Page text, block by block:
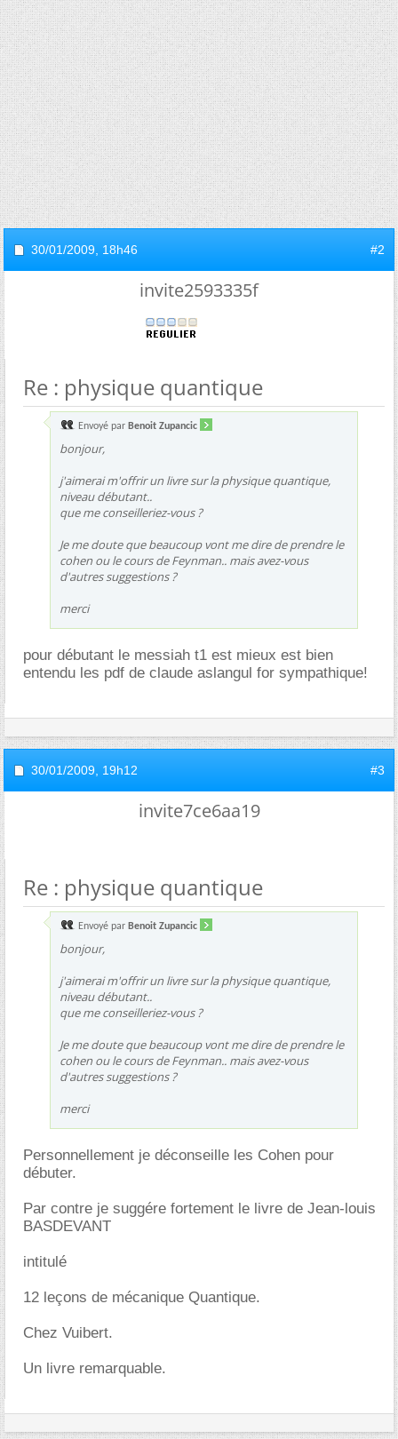
30/01/2009, 18h46 #2
invite2593335f
Re : physique quantique
Envoyé par Benoit Zupancic
bonjour,
j'aimerai m'offrir un livre sur la physique quantique,
niveau débutant..
que me conseilleriez-vous ?
Je me doute que beaucoup vont me dire de prendre le
cohen ou le cours de Feynman.. mais avez-vous
d'autres suggestions ?
merci
pour débutant le messiah t1 est mieux est bien
entendu les pdf de claude aslangul for sympathique!
30/01/2009, 19h12 #3
invite7ce6aa19
Re : physique quantique
Envoyé par Benoit Zupancic
bonjour,
j'aimerai m'offrir un livre sur la physique quantique,
niveau débutant..
que me conseilleriez-vous ?
Je me doute que beaucoup vont me dire de prendre le
cohen ou le cours de Feynman.. mais avez-vous
d'autres suggestions ?
merci
Personnellement je déconseille les Cohen pour
débuter.
Par contre je suggére fortement le livre de Jean-louis
BASDEVANT
intitulé
12 leçons de mécanique Quantique.
Chez Vuibert.
Un livre remarquable.